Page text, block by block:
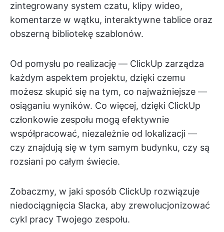
zintegrowany system czatu, klipy wideo,
komentarze w wątku, interaktywne tablice oraz
obszerną bibliotekę szablonów.
Od pomysłu po realizację — ClickUp zarządza
każdym aspektem projektu, dzięki czemu
możesz skupić się na tym, co najważniejsze —
osiąganiu wyników. Co więcej, dzięki ClickUp
członkowie zespołu mogą efektywnie
współpracować, niezależnie od lokalizacji —
czy znajdują się w tym samym budynku, czy są
rozsiani po całym świecie.
Zobaczmy, w jaki sposób ClickUp rozwiązuje
niedociągnięcia Slacka, aby zrewolucjonizować
cykl pracy Twojego zespołu.